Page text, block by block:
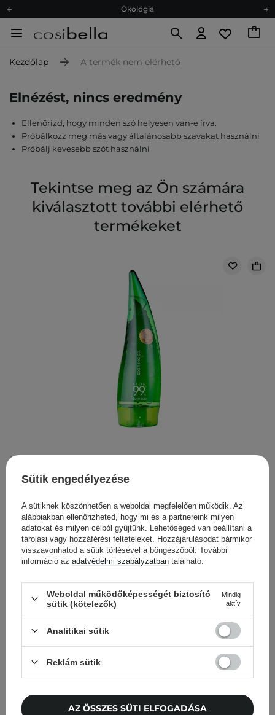
Ökológia
Hűségprogram
Ajándékkártya
Kezdőlap A termék nem elérhető
Elnézést, nincs eredmény
Ellenőrizd, hogy minden szó helyesen van-e írva.
Próbálkozz meg más vagy általánosabb szavakat használni
Próbálj kevesebb szót használni
Tekintse meg az Ön számára
kiválasztott további elérhető
termékeket
Holika Holika - Aloe 99% Soothing Gel - Aloe Vera Arc- és
Testápoló Gél - 250ml
2 950,00 Ft
Cosibella hírlevél
Bőrápolási ellenőrzőlisták, szakértői
tanácsok, szépségápolási újdonságok –
Add meg az e-mail címedet
Elfogadom, hogy marketingüzeneteket
Sütik engedélyezése
A sütiknek köszönhetően a weboldal megfelelően működik. Az
alábbiakban ellenőrizheted, hogy mi és a partnereink milyen
adatokat és milyen célból gyűjtünk. Lehetőséged van beállítani a
tárolási vagy hozzáférési feltételeket. Hozzájárulásodat bármikor
visszavonhatod a sütik törlésével a böngészőből. További
információ az adatvédelmi szabályzatban található.
Weboldal működőképességét biztosító
sütik (kötelezők)
Mindig
aktív
Analitikai sütik
Reklám sütik
AZ ÖSSZES SÜTI ELFOGADÁSA